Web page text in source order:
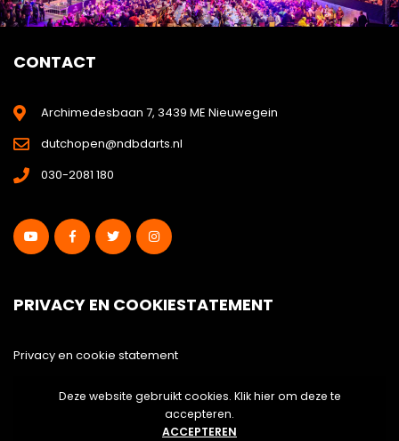
CONTACT
Archimedesbaan 7, 3439 ME Nieuwegein
dutchopen@ndbdarts.nl
030-2081 180
PRIVACY EN COOKIESTATEMENT
Privacy en cookie statement
DisclaimerDeze website gebruikt cookies. Klik hier om deze te
accepteren.
ACCEPTEREN